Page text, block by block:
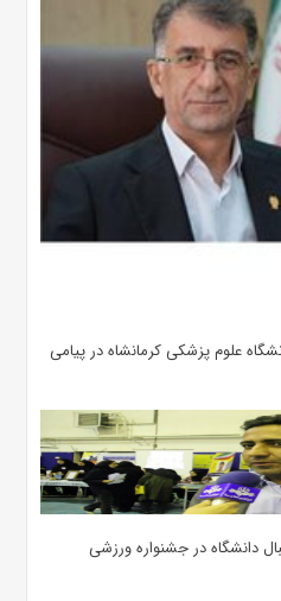
علوم پزشکی کرمانشاه در پیامی
دانشگاه در جشنواره ورزشی